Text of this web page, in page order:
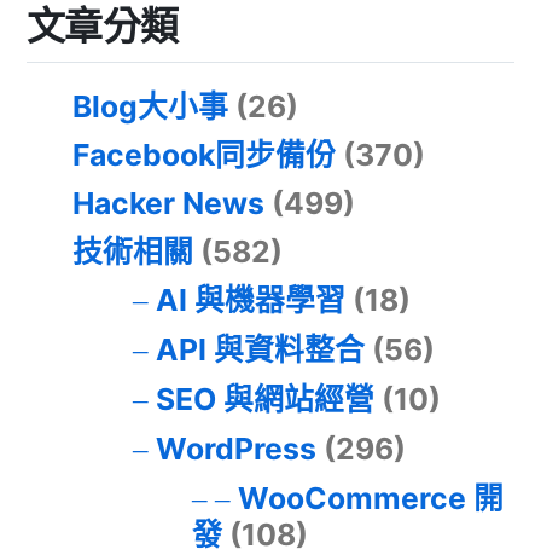
文章分類
Blog大小事 (26)
Facebook同步備份 (370)
Hacker News (499)
技術相關 (582)
AI 與機器學習 (18)
API 與資料整合(56)
SEO 與網站經營 (10)
WordPress (296)
WooCommerce 開
發(108)